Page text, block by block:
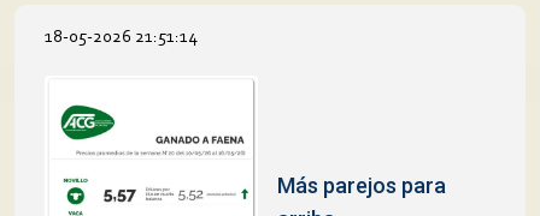
18-05-2026 21:51:14
Más parejos para